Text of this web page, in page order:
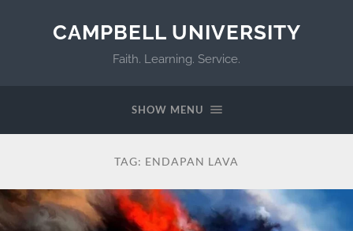
CAMPBELL UNIVERSITY
Faith. Learning. Service.
SHOW MENU
TAG: ENDAPAN LAVA